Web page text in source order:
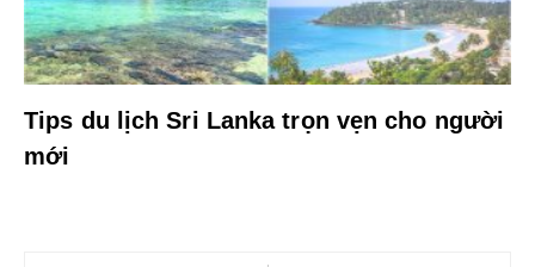
Tips du lịch Sri Lanka trọn vẹn cho người
mới